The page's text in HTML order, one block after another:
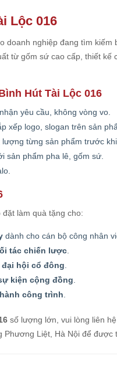
Lộc 016
doanh nghiệp đang tìm
từ gốm sứ cao cấp, thiết
Hút Tài Lộc 016
yêu cầu, không vòng vo.
xếp logo, slogan trên sản
từng sản phẩm trước khi
sản phẩm pha lê, gốm sứ.
làm quà tặng cho:
dành cho cán bộ công nhân
tác chiến lược
hội cổ đông
kiện cộng đồng
công trình
số lượng lớn, vui lòng liên
Liệt, Hà Nội để được